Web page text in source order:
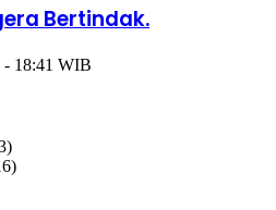
Bertindak.
- 18:41 WIB